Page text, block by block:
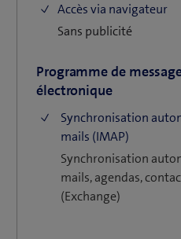
Accès via navigateur
Sans publicité
Programme de
électronique
Synchronisation
mails (IMAP)
Synchronisation
mails, agendas,
(Exchange)